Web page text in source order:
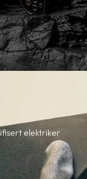
elektriker